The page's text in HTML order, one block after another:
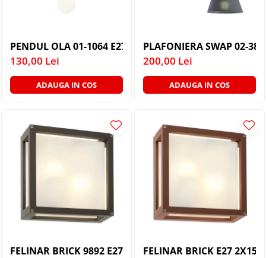
PENDUL OLA 01-1064 E27 1X40W WH D200
130,00 Lei
ADAUGA IN COS
PLAFONIERA SWAP 02-
200,00 Lei
ADAUGA IN COS
FELINAR BRICK 9892 E27 2X15W DG IP54 PLAFONIERA
FELINAR